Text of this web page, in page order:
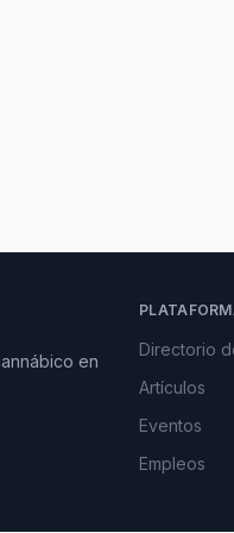
en
Directorio
Artículos
Eventos
Empleos